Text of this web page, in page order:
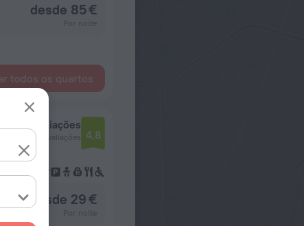
desde 85 €
todos os quartos
das avaliações
5 avaliações 4,8
desde 29 €